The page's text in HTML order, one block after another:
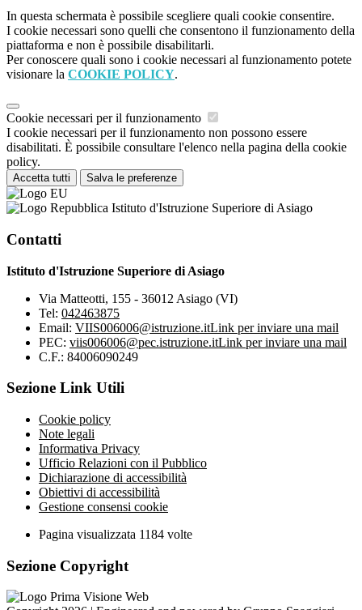
In questa schermata è possibile scegliere quali cookie consentire.
I cookie necessari sono quelli che consentono il funzionamento della
piattaforma e non è possibile disabilitarli.
Per conoscere quali sono i cookie necessari al funzionamento potete
visionare la COOKIE POLICY.
Cookie necessari per il funzionamento
I cookie necessari per il funzionamento non possono essere
disabilitati. È possibile consultare l'elenco nella pagina della cookie
policy.
Accetta tutti Salva le preferenze
Istituto d'Istruzione Superiore di Asiago
Contatti
Istituto d'Istruzione Superiore di Asiago
Via Matteotti, 155 - 36012 Asiago (VI)
Tel: 042463875
Email: VIIS006006@istruzione.itLink per inviare una mail
PEC: viis006006@pec.istruzione.itLink per inviare una mail
C.F.: 84006090249
Sezione Link Utili
Cookie policy
Note legali
Informativa Privacy
Ufficio Relazioni con il Pubblico
Dichiarazione di accessibilità
Obiettivi di accessibilità
Gestione consensi cookie
Pagina visualizzata 1184 volte
Sezione Copyright